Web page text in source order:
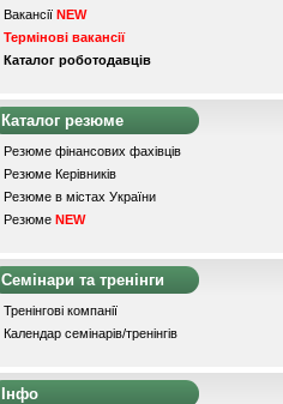
Вакансії NEW
Термінові вакансії
Каталог роботодавців
Каталог резюме
Резюме фінансових фахівців
Резюме Керівників
Резюме в містах України
Резюме NEW
Семінари та тренінги
Тренінгові компанії
Календар семінарів/тренінгів
Інфо